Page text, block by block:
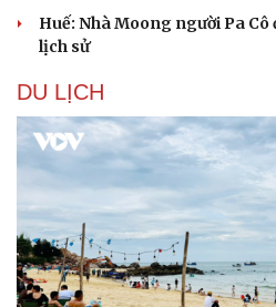
Huế: Nhà Moong người Pa
lịch sử
DU LỊCH